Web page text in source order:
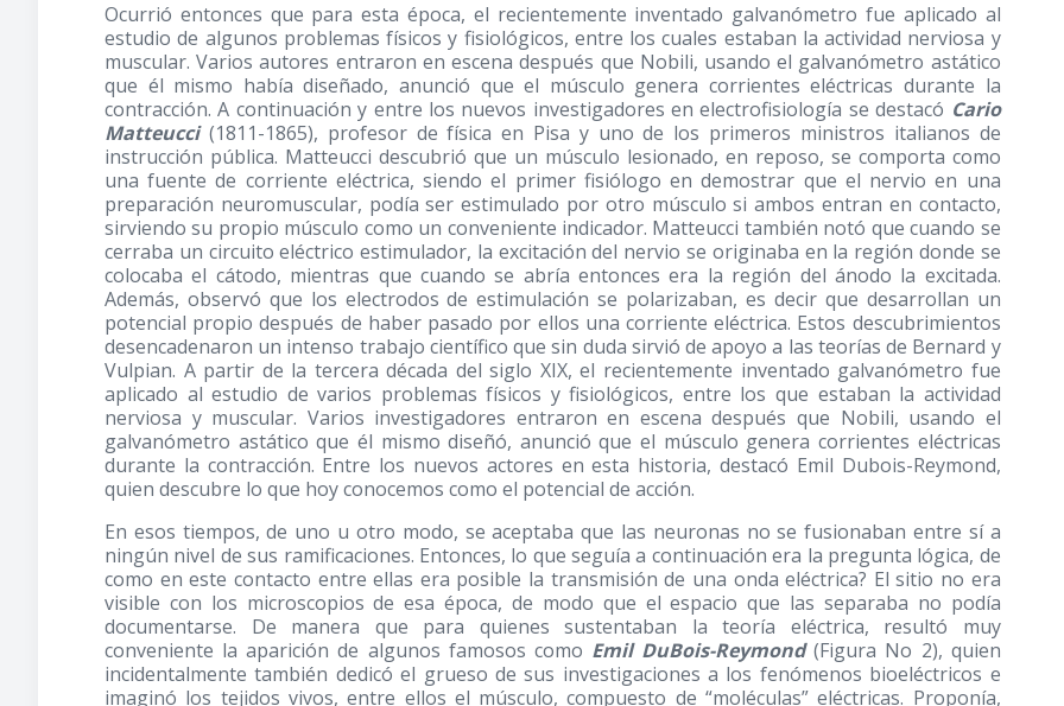
Ocurrió entonces que para esta época, el recientemente inventado galvanómetro fue aplicado al
estudio de algunos problemas físicos y fisiológicos, entre los cuales estaban la actividad nerviosa y
muscular. Varios autores entraron en escena después que Nobili, usando el galvanómetro astático
que él mismo había diseñado, anunció que el músculo genera corrientes eléctricas durante la
contracción. A continuación y entre los nuevos investigadores en electrofisiología se destacó Cario
Matteucci (1811-1865), profesor de física en Pisa y uno de los primeros ministros italianos de
instrucción pública. Matteucci descubrió que un músculo lesionado, en reposo, se comporta como
una fuente de corriente eléctrica, siendo el primer fisiólogo en demostrar que el nervio en una
preparación neuromuscular, podía ser estimulado por otro músculo si ambos entran en contacto,
sirviendo su propio músculo como un conveniente indicador. Matteucci también notó que cuando se
cerraba un circuito eléctrico estimulador, la excitación del nervio se originaba en la región donde se
colocaba el cátodo, mientras que cuando se abría entonces era la región del ánodo la excitada.
Además, observó que los electrodos de estimulación se polarizaban, es decir que desarrollan un
potencial propio después de haber pasado por ellos una corriente eléctrica. Estos descubrimientos
desencadenaron un intenso trabajo científico que sin duda sirvió de apoyo a las teorías de Bernard y
Vulpian. A partir de la tercera década del siglo XIX, el recientemente inventado galvanómetro fue
aplicado al estudio de varios problemas físicos y fisiológicos, entre los que estaban la actividad
nerviosa y muscular. Varios investigadores entraron en escena después que Nobili, usando el
galvanómetro astático que él mismo diseñó, anunció que el músculo genera corrientes eléctricas
durante la contracción. Entre los nuevos actores en esta historia, destacó Emil Dubois-Reymond,
quien descubre lo que hoy conocemos como el potencial de acción.
En esos tiempos, de uno u otro modo, se aceptaba que las neuronas no se fusionaban entre sí a
ningún nivel de sus ramificaciones. Entonces, lo que seguía a continuación era la pregunta lógica, de
como en este contacto entre ellas era posible la transmisión de una onda eléctrica? El sitio no era
visible con los microscopios de esa época, de modo que el espacio que las separaba no podía
documentarse. De manera que para quienes sustentaban la teoría eléctrica, resultó muy
conveniente la aparición de algunos famosos como Emil DuBois-Reymond(Figura No 2), quien
incidentalmente también dedicó el grueso de sus investigaciones a los fenómenos bioeléctricos e
imaginó los tejidos vivos, entre ellos el músculo, compuesto de “moléculas” eléctricas. Proponía,